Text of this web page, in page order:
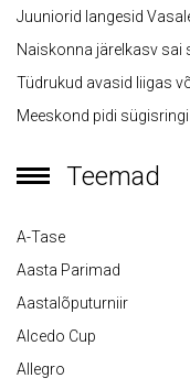
Juuniorid langesid
Naiskonna järelkasv sai
Tüdrukud avasid liigas
Meeskond pidi
Teemad
A-Tase
Aasta Parimad
Aastalõputurniir
Alcedo Cup
Allegro